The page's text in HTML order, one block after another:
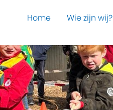
Home Wie zijn wij?